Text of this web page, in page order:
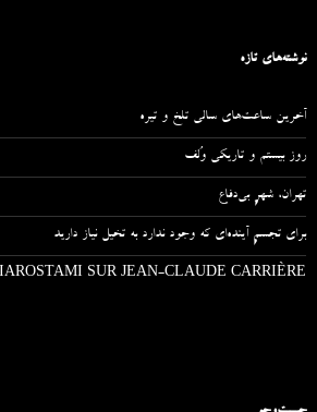
نوشته‌های تازه
آخرین ساعت‌های سالی تلخ و تیره
روز بیستم و تاریکی وُلف
تهران، شهرِ بی‌دفاع
برای تجسمِ آینده‌ای که وجود ندارد به تخیل نیاز دارید
SUR JEAN-CLAUDE CARRIÈRE